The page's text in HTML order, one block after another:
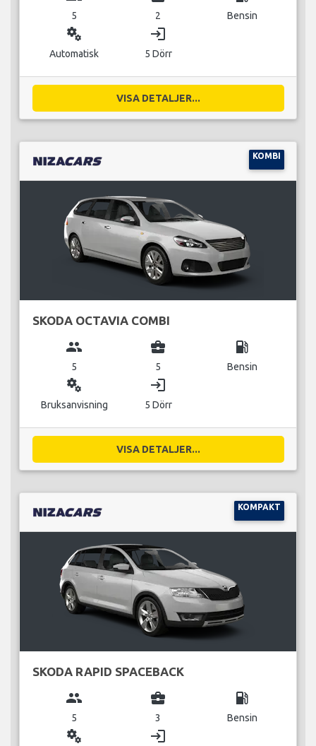
5 2 Bensin
miscellaneous_services
Automatisk
login
5 Dörr
VISA DETALJER...
KOMBI
SKODA OCTAVIA COMBI
group
5
business_center
5
local_gas_station
Bensin
miscellaneous_services
Bruksanvisning
login
5 Dörr
VISA DETALJER...
KOMPAKT
SKODA RAPID SPACEBACK
group
5
business_center
3
local_gas_station
Bensin
miscellaneous_services login